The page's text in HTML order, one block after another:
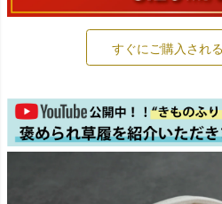
すぐにご購入され